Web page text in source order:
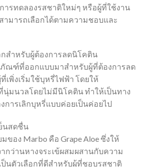
ารทดลองรสชาติใหม่ๆ หรือผู้ที่ใช้งาน
มารถเลือกได้ตามความชอบและ
กสำหรับผู้ต้องการลดนิโคติน
ภัณฑ์ที่ออกแบบมาสำหรับผู้ที่ต้องการลด
พิ่งเริ่มใช้บุหรี่ไฟฟ้า โดยให้
มนวลโดยไม่มีนิโคติน ทำให้เป็นทาง
การเลิกบุหรี่แบบค่อยเป็นค่อยไป
นสดชื่น
ของ Marbo คือ Grape Aloe ซึ่งให้
กว่านหางจระเข้ผสมผสานกับความ
ป็นตัวเลือกที่ดีสำหรับผู้ที่ชอบรสชาติ